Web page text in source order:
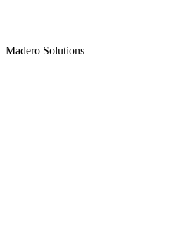
Madero Solutions